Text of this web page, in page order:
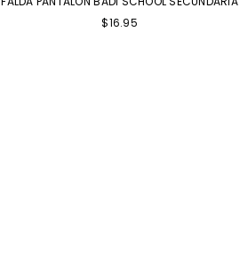
$16.95